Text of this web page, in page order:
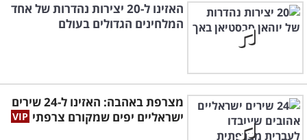
האזינו ל-20 יצירות נהדרות של אחד
המלחינים הגדולים בעולם
מצרפת באהבה: האזינו ל-24 שירים
ישראליים יפים שמקורם צרפתי